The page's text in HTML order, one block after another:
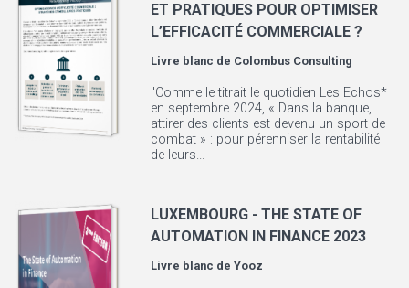
ET PRATIQUES POUR OPTIMISER
L’EFFICACITÉ COMMERCIALE ?
Livre blanc de Colombus Consulting
"Comme le titrait le quotidien Les Echos*
en septembre 2024, « Dans la banque,
attirer des clients est devenu un sport de
combat » : pour pérenniser la rentabilité
de leurs...
LUXEMBOURG - THE STATE OF
AUTOMATION IN FINANCE 2023
Livre blanc deYooz